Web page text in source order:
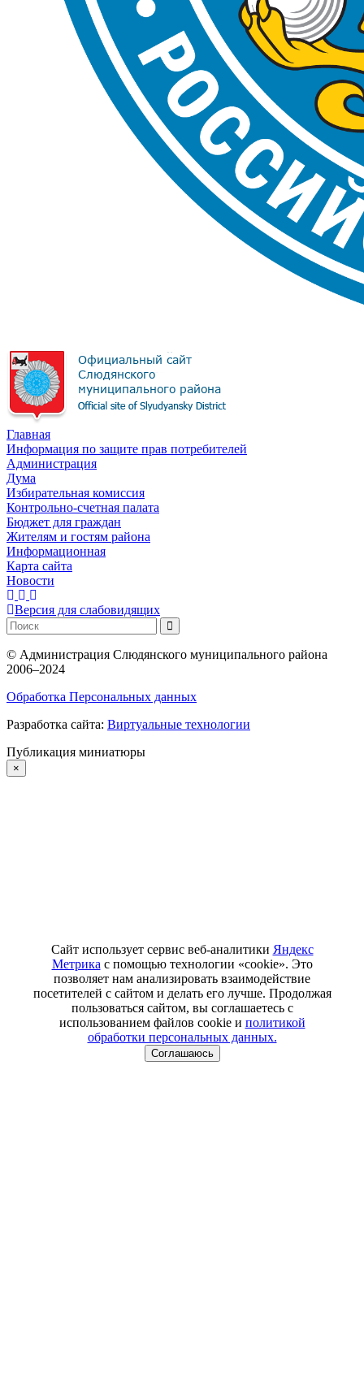
Главная
Информация по защите прав потребителей
Администрация
Дума
Избирательная комиссия
Контрольно-счетная палата
Бюджет для граждан
Жителям и гостям района
Информационная
Карта сайта
Новости
Версия для слабовидящих
© Администрация Слюдянского муниципального района
2006–2024
Обработка Персональных данных
Разработка сайта: Виртуальные технологии
Публикация миниатюры
×
Сайт использует сервис веб-аналитики Яндекс
Метрика с помощью технологии «cookie». Это
позволяет нам анализировать взаимодействие
посетителей с сайтом и делать его лучше. Продолжая
пользоваться сайтом, вы соглашаетесь с
использованием файлов cookie и политикой
обработки персональных данных.
Соглашаюсь